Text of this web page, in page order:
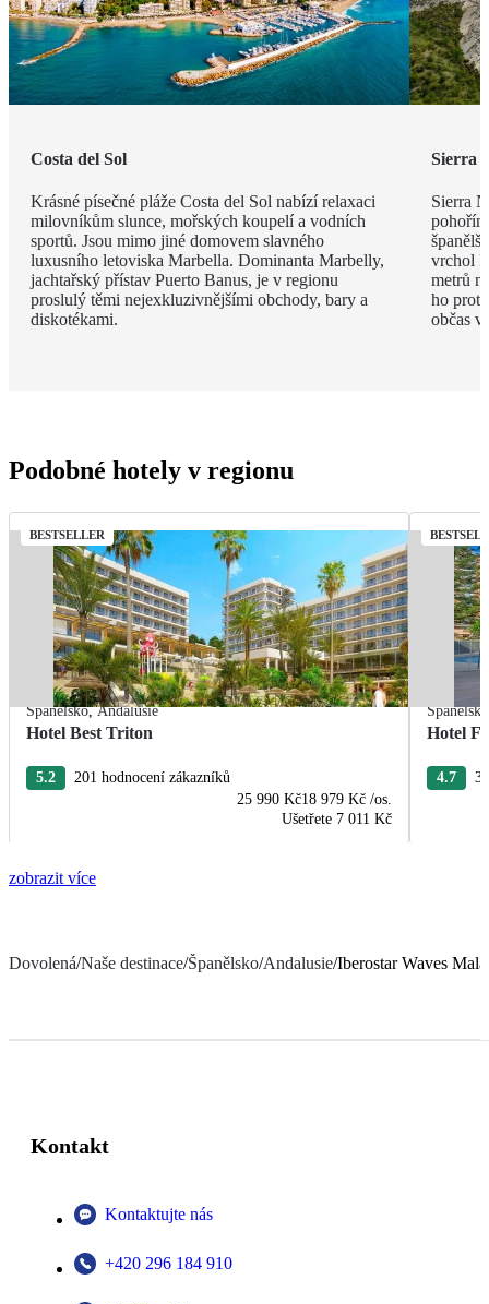
Costa del Sol
Krásné písečné pláže Costa del Sol nabízí relaxaci
milovníkům slunce, mořských koupelí a vodních
sportů. Jsou mimo jiné domovem slavného
luxusního letoviska Marbella. Dominanta Marbelly,
jachtařský přístav Puerto Banus, je v regionu
proslulý těmi nejexkluzivnějšími obchody, bary a
diskotékami.
Sierra
Sierra
vrchol
metrů
ho
občas
Podobné hotely v regionu
BESTSELLER
Španělsko,Andalusie
Hotel Best Triton
5.2
201 hodnocení zákazníků
25 990 Kč18 979 Kč /os.
Ušetřete 7 011 Kč
Španělsko
Hotel
4.7
zobrazit více
Dovolená/Naše destinace/Španělsko/Andalusie/Iberostar Waves
Kontakt
Kontaktujte nás
+420 296 184 910